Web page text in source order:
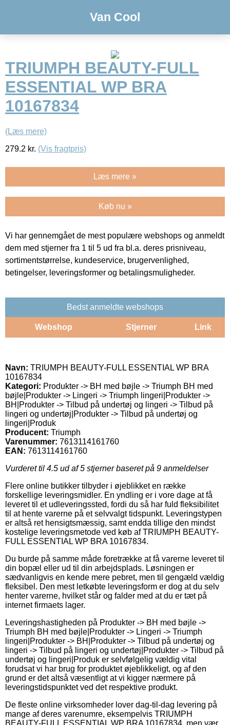
Van Cool
TRIUMPH BEAUTY-FULL
ESSENTIAL WP BRA
10167834
(Læs mere)
279.2 kr. (Vis fragtpris)
Læs mere »
Køb nu »
Vi har gennemgået de mest populære webshops og anmeldt
dem med stjerner fra 1 til 5 ud fra bl.a. deres prisniveau,
sortimentstørrelse, kundeservice, brugervenlighed,
betingelser, leveringsformer og betalingsmuligheder.
Bedst anmeldte webshops
Webshop Stjerner Link
Navn: TRIUMPH BEAUTY-FULL ESSENTIAL WP BRA
10167834
Kategori: Produkter -> BH med bøjle -> Triumph BH med
bøjle|Produkter -> Lingeri -> Triumph lingeri|Produkter ->
BH|Produkter -> Tilbud på undertøj og lingeri -> Tilbud på
lingeri og undertøj|Produkter -> Tilbud på undertøj og
lingeri|Produk
Producent: Triumph
Varenummer: 7613114161760
EAN: 7613114161760
Vurderet til 4.5 ud af 5 stjerner baseret på 9 anmeldelser
Flere online butikker tilbyder i øjeblikket en række
forskellige leveringsmidler. En yndling er i vore dage at få
leveret til et udleveringssted, fordi du så har fuld fleksibilitet
til at hente varerne på et selvvalgt tidspunkt. Leveringstypen
er altså ret hensigtsmæssig, samt endda tillige den mindst
kostelige leveringsmetode ved køb af TRIUMPH BEAUTY-
FULL ESSENTIAL WP BRA 10167834.
Du burde på samme måde foretrække at få varerne leveret til
din bopæl eller ud til din arbejdsplads. Løsningen er
sædvanligvis en kende mere pebret, men til gengæld vældig
fleksibel. Den mest letkøbte leveringsform er dog at du selv
henter varerne, hvilket står og falder med at du er tæt på
internet firmaets lager.
Leveringshastigheden på Produkter -> BH med bøjle ->
Triumph BH med bøjle|Produkter -> Lingeri -> Triumph
lingeri|Produkter -> BH|Produkter -> Tilbud på undertøj og
lingeri -> Tilbud på lingeri og undertøj|Produkter -> Tilbud på
undertøj og lingeri|Produk er selvfølgelig vældig vital
forudsat vi har brug for produktet øjeblikkeligt, og af den
grund er det altså væsentligt at vi kigger nærmere på
leveringstidspunktet ved det respektive produkt.
De fleste online virksomheder lover dag-til-dag levering på
mange af deres varenumre, eksempelvis TRIUMPH
BEAUTY-FULL ESSENTIAL WP BRA 10167834, men vær